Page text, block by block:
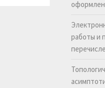
работы и